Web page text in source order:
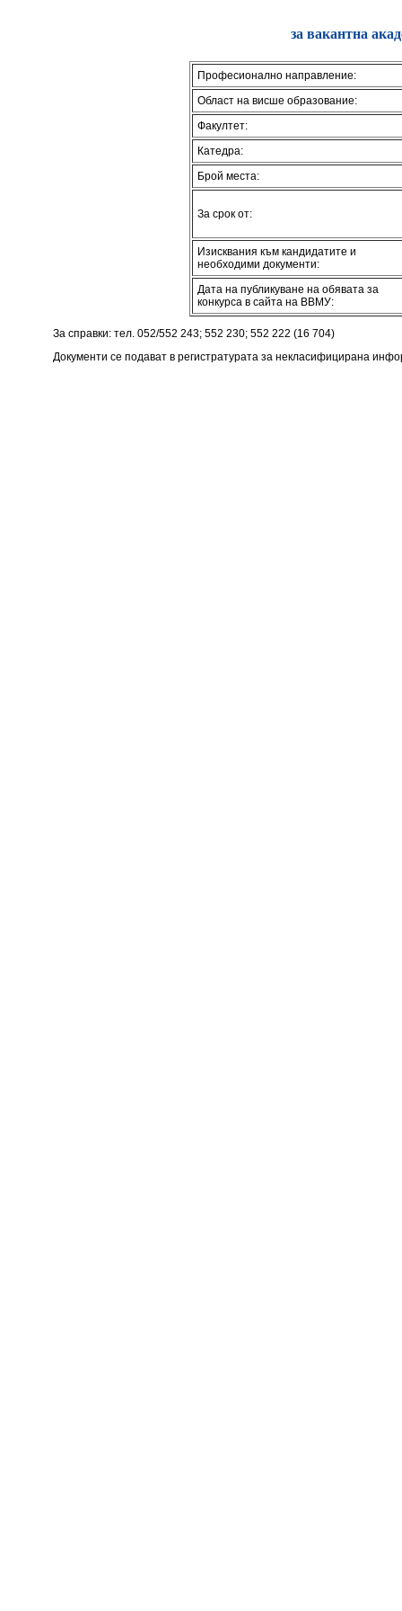
за вакантна
Професионално направление:
Област на висше образование:
Факултет:
Катедра:
Брой места:
За срок от:
Изисквания към кандидатите и
необходими документи:
Дата на публикуване на обявата за
конкурса в сайта на ВВМУ:
За справки: тел. 052/552 243; 552 230; 552 222 (16 704)
Документи се подават в регистратурата за некласифицирана